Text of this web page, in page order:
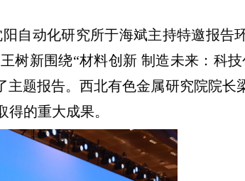
自动化研究所于海斌主持特邀报告
树新围绕“材料创新 制造未来：科
题报告。西北有色金属研究院院长
的重大成果。